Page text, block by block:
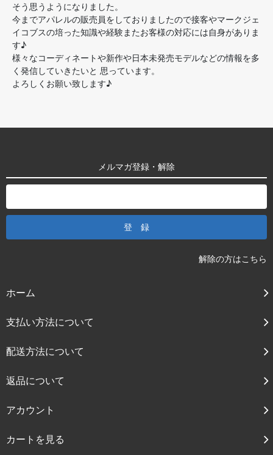
そう思うようになりました。
今までアパレルの販売員をしておりましたので接客やマークジェ
イコブスの培った知識や経験またお客様の対応には自身がありま
す♪
様々なコーディネートや新作や日本未発売モデルなどの情報を多
く発信していきたいと 思っています。
よろしくお願い致します♪
メルマガ登録・解除
解除の方はこちら
ホーム
支払い方法について
配送方法について
返品について
アカウント
カートを見る